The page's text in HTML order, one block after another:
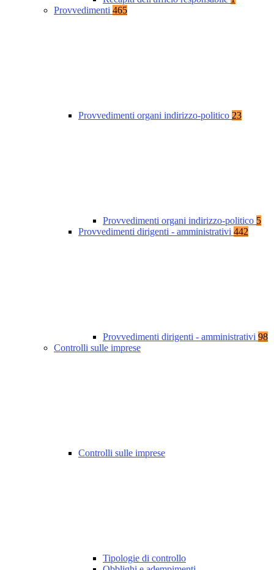
Provvedimenti 465
Provvedimenti organi indirizzo-politico 23
Provvedimenti organi indirizzo-politico 5
Provvedimenti dirigenti - amministrativi 442
Provvedimenti dirigenti - amministrativi 98
Controlli sulle imprese
Controlli sulle imprese
Tipologie di controllo